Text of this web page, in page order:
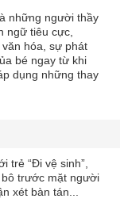
những người thầy
ngữ tiêu cực,
hóa, sự phát
bé ngay từ khi
dụng những thay
trẻ “Đi vệ sinh”,
bô trước mặt người
xét bàn tán...